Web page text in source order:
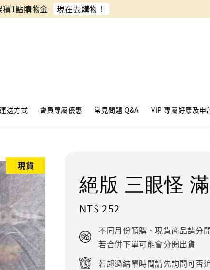
合併！只需付一筆運費
送方式 會員專屬優惠 常見問題 Q&A VIP 專屬好康及申
現貨
絕版 三眼怪
Regular
NT$ 252
不同月份預購、現貨商品請分
若合併下單可能會分開出貨
若超過結單時間請先詢問可否